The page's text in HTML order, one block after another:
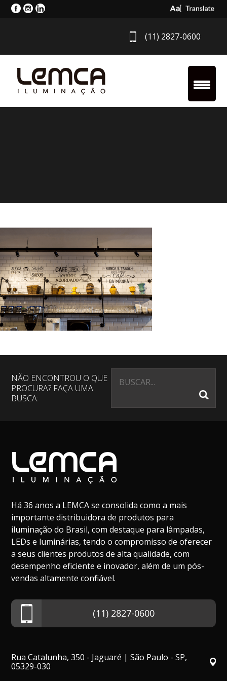
Select
(11) 2827-0600
NÃO ENCONTROU O QUE
PROCURA? FAÇA UMA
BUSCA:
Há 36 anos a LEMCA se consolida como a mais
importante distribuidora de produtos para
iluminação do Brasil, com destaque para lâmpadas,
LEDs e luminárias, tendo o compromisso de oferecer
a seus clientes produtos de alta qualidade, com
desempenho eficiente e inovador, além de um pós-
vendas altamente confiável.
(11) 2827-0600
Rua Catalunha, 350 - Jaguaré | São Paulo - SP,
05329-030